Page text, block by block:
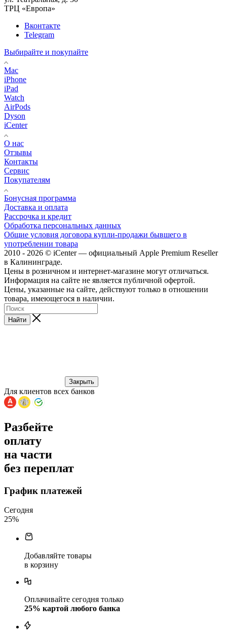
ТРЦ «Европа»
Вконтакте
Telegram
Выбирайте и покупайте
Mac
iPhone
iPad
Watch
AirPods
Dyson
iCenter
О нас
Отзывы
Контакты
Сервис
Покупателям
Бонусная программа
Доставка и оплата
Рассрочка и кредит
Обработка персональных данных
Общие условия договора купли-продажи бывшего в
употреблении товара
2010 - 2026 © iCenter — официальный Apple Premium Reseller
в Калининграде.
Цены в розничном и интернет-магазине могут отличаться.
Информация на сайте не является публичной офертой.
Цены, указанные на сайте, действуют только в отношении
товара, имеющегося в наличии.
Найти
Закрыть
Для клиентов всех банков
Разбейте
оплату
на части
без переплат
График платежей
Сегодня
25%
Добавляйте товары
в корзину
Оплачивайте сегодня только
25% картой любого банка